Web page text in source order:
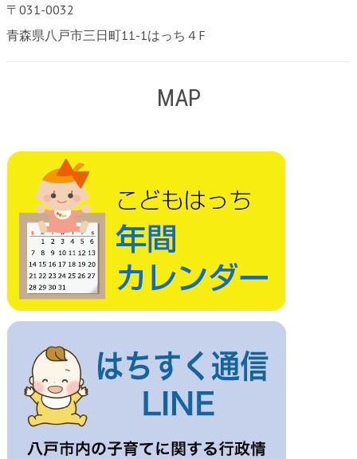
〒031-0032
青森県八戸市三日町11-1はっち４F
MAP